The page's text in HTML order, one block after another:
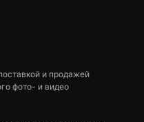
и продажей
фото- и видео